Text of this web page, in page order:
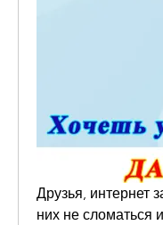
Друзья, интернет
них не сломаться